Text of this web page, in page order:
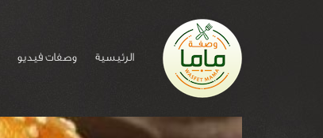
الرئيسية وصفات فيديو